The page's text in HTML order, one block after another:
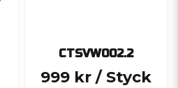
CTSVW002.2
999 kr / Styck